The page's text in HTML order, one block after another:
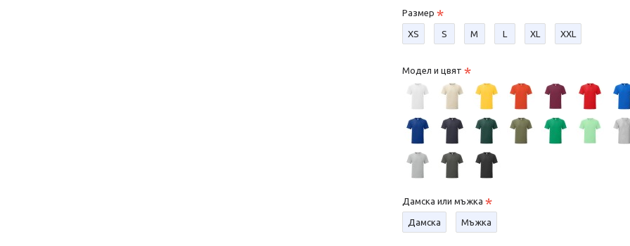
Размер
XS S М L XL XXL
Модел и цвят
Дамска или мъжка
Дамска Мъжка